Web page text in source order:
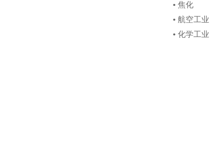
• 焦化
• 航空工业
• 化学工业